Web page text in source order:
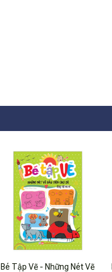
Bé Tập Vẽ - Những Nét Vẽ